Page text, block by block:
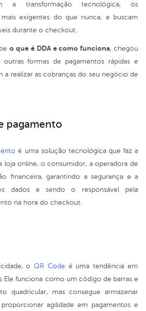
a transformação tecnológica, os
exigentes do que nunca, e buscam
durante o checkout.
o que é DDA e como funciona, chegou
formas de pagamentos rápidas e
a realizar as cobranças do seu negócio de
pagamento
é uma solução tecnológica que faz a
loja online, o consumidor, a operadora de
financeira, garantindo a segurança e a
dados e sendo o responsável pela
na hora do checkout.
oQR Code é uma tendência em
Ele funciona como um código de barras e
quadricular, mas consegue armazenar
agilidade em pagamentos e